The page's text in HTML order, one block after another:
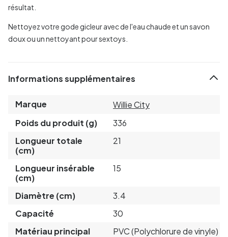
résultat.
Nettoyez votre gode gicleur avec de l'eau chaude et un savon
doux ou un nettoyant pour sextoys.
Informations supplémentaires
Marque
Willie City
Poids du produit (g)
336
Longueur totale
(cm)
21
Longueur insérable
(cm)
15
Diamètre (cm)
3.4
Capacité
30
Matériau principal
PVC (Polychlorure de vinyle)